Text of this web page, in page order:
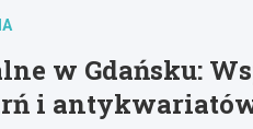
w Gdańsku:
i